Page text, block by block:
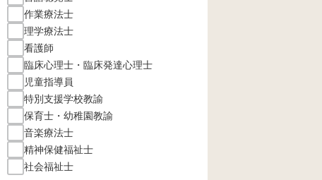
作業療法士
理学療法士
看護師
臨床心理士・臨床発達心理士
児童指導員
特別支援学校教諭
保育士・幼稚園教諭
音楽療法士
精神保健福祉士
社会福祉士